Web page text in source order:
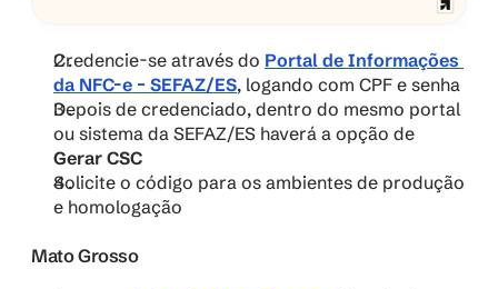
Credencie-se através do Portal de Informações
da NFC-e – SEFAZ/ES, logando com CPF e senha
Depois de credenciado, dentro do mesmo portal
Gerar CSC
Solicite o código para os ambientes de produção
e homologação
Mato Grosso